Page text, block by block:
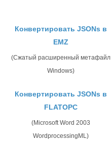
Конвертировать JSONs в
EMZ
(Сжатый расширенный метафайл
Windows)
Конвертировать JSONs в
FLATOPC
(Microsoft Word 2003
WordprocessingML)